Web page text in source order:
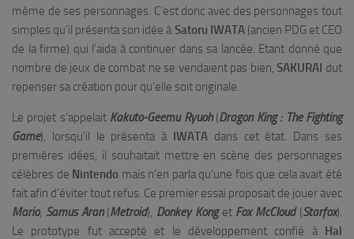
même de ses personnages. C’est donc avec des personnages tout
simples qu’il présenta son idée à Satoru IWATA(ancien PDG et CEO
de la firme) qui l’aida à continuer dans sa lancée. Etant donné que
nombre de jeux de combat ne se vendaient pas bien,SAKURAI dut
repenser sa création pour qu’elle soit originale.
Le projet s’appelait Kakuto-Geemu Ryuoh(Dragon King : The Fighting
Game), lorsqu’il le présenta à IWATA dans cet état. Dans ses
premières idées, il souhaitait mettre en scène des personnages
célèbres de Nintendo mais n’en parla qu’une fois que cela avait été
fait afin d’éviter tout refus. Ce premier essai proposait de jouer avec
Mario, Samus Aran(Metroid), Donkey Konget Fox McCloud(Starfox).
Le prototype fut accepté et le développement confié à Hal